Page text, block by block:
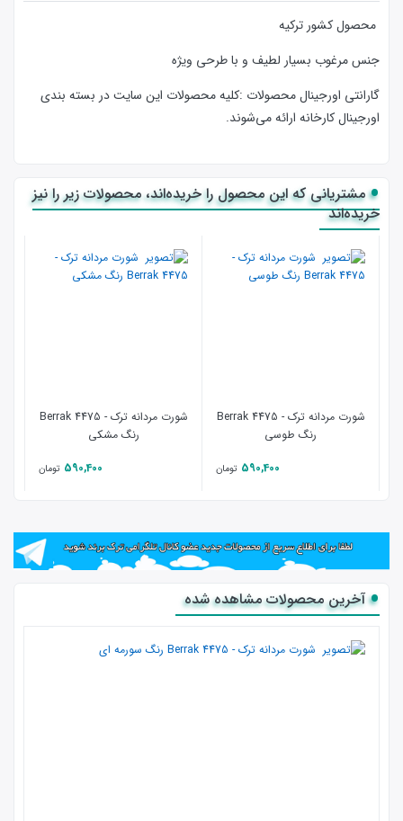
محصول کشور ترکیه
جنس مرغوب بسیار لطیف و با طرحی ویژه
گارانتی اورجینال محصولات :كليه محصولات این سایت در بسته بندی
اورجینال کارخانه ارائه‌‌ می‌شوند.
مشتریانی که این محصول را خریده‌اند، محصولات زیر را نیز
خریده‌اند
شورت مردانه ترک - 4475 Berrak
رنگ طوسی
590,400 تومان
شورت مردانه ترک - 4475 Berrak
رنگ مشکی
590,400 تومان
آخرین محصولات مشاهده شده